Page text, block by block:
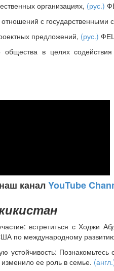
организациях, (рус.)
с государственными
предложений, (рус.)
в целях
каналYouTube
встретиться с Ходжи
по международному
устойчивость:
ее роль в семье.